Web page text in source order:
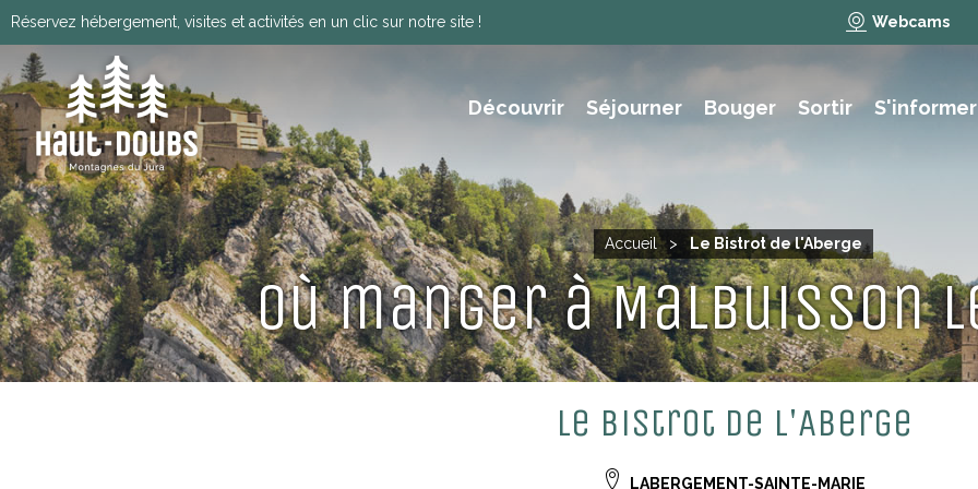
Réservez hébergement, visites et activités en un clic sur notre site ! Webcams
Découvrir Séjourner Bouger Sortir S'informer
Accueil > Le Bistrot de l'Aberge
Où manger à Malbuisson
Le Bistrot de l'Aberge
LABERGEMENT-SAINTE-MARIE